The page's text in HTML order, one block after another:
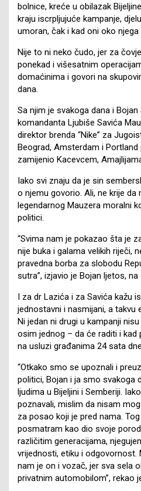
bolnice, kreće u obilazak
kraju iscrpljujuće kampanje,
umoran, čak i kad oni oko
Nije to ni neko čudo, jer za
ponekad i višesatnim
domaćinima i govori na
dana.
Sa njim je svakoga dana i
komandanta Ljubiše Savića
direktor brenda “Nike” za
Beograd, Amsterdam i
zamijenio Kacevcem,
Iako svi znaju da je sin
o njemu govorio. Ali, ne krije da
legendarnog Mauzera moralni
politici.
“Svima nam je pokazao šta je
nije buka i galama velikih riječi,
pravedna borba za slobodu
sutra”, izjavio je Bojan ljetos,
I za dr Lazića i za Savića kažu
jednostavni i nasmijani, a takvu
Ni jedan ni drugi u kampanji
osim jednog – da će raditi i kad
na usluzi građanima 24 sata
“Otkako smo se upoznali i
politici, Bojan i ja smo svakoga
ljudima u Bijeljini i Semberiji.
poznavali, mislim da nisam
za posao koji je pred nama.
posmatram kao dio svoje
različitim generacijama,
vrijednosti, etiku i odgovornost.
nam je on i vozač, jer sva sela
privatnim automobilom”, rekao